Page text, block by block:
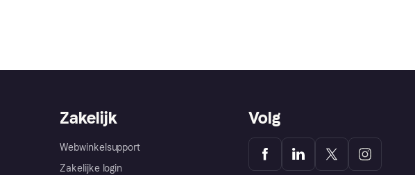
Zakelijk
Webwinkelsupport
Zakelijke login
Volg